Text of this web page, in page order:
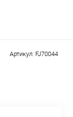
Артикул: FJ70044